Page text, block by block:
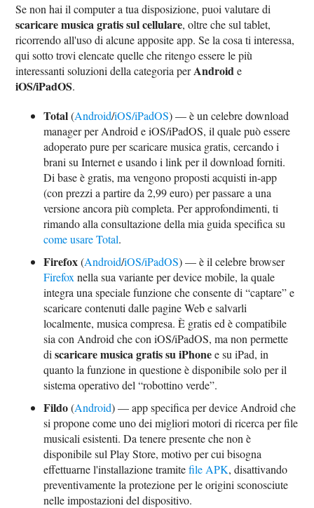
Se non hai il computer a tua disposizione, puoi valutare di
scaricare musica gratis sul cellulare, oltre che sul tablet,
ricorrendo all'uso di alcune apposite app. Se la cosa ti interessa,
qui sotto trovi elencate quelle che ritengo essere le più
interessanti soluzioni della categoria perAndroide
iOS/iPadOS.
Total(Android/iOS/iPadOS) — è un celebre download
manager per Android e iOS/iPadOS, il quale può essere
adoperato pure per scaricare musica gratis, cercando i
brani su Internet e usando i link per il download forniti.
Di base è gratis, ma vengono proposti acquisti in-app
(con prezzi a partire da 2,99 euro) per passare a una
versione ancora più completa. Per approfondimenti, ti
rimando alla consultazione della mia guida specifica su
come usare Total.
Firefox(Android/iOS/iPadOS) — è il celebre browser
Firefox nella sua variante per device mobile, la quale
integra una speciale funzione che consente di “captare” e
scaricare contenuti dalle pagine Web e salvarli
localmente, musica compresa. È gratis ed è compatibile
sia con Android che con iOS/iPadOS, ma non permette
discaricare musica gratis su iPhonee su iPad, in
quanto la funzione in questione è disponibile solo per il
sistema operativo del “robottino verde”.
Fildo(Android) — app specifica per device Android che
si propone come uno dei migliori motori di ricerca per file
musicali esistenti. Da tenere presente che non è
disponibile sul Play Store, motivo per cui bisogna
effettuarne l'installazione tramitefile APK, disattivando
preventivamente la protezione per le origini sconosciute
nelle impostazioni del dispositivo.